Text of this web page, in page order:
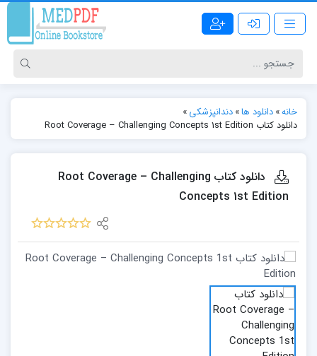
خانه»دانلود ها»دندانپزشکی»
دانلود کتاب Root Coverage – Challenging Concepts 1st Edition
دانلود کتاب Root Coverage – Challenging
Concepts 1st Edition